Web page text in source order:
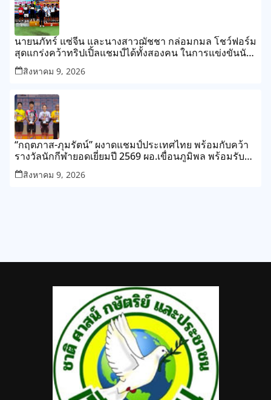
นายนภัทร์ แซ่จีน และนางสาวฌัชชา กล่อมกมล โชว์ฟอร์ม
สุดแกร่งคว้าทริปเปิ้ลแชมป์ได้ทั้งสองคน ในการแข่งขันนัก
ซอฟท์เทนนิสชิงชนะเลิศแห่งจังหวัดพิจิตร ประจำปี 2569
สิงหาคม 9, 2026
“กฤตภาส-ภุมรัตน์” ผงาดแชมป์ประเทศไทย พร้อมกับคว้า
รางวัลนักกีฬายอดเยี่ยมปี 2569 ผอ.เขื่อนภูมิพล พร้อมรับ
เจ้าภาพต่อปี 2570
สิงหาคม 9, 2026